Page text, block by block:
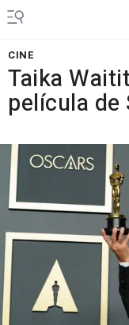
CINE
Taika
película de